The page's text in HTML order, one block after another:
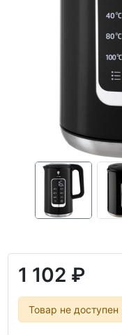
1 102 ₽
Товар не доступен